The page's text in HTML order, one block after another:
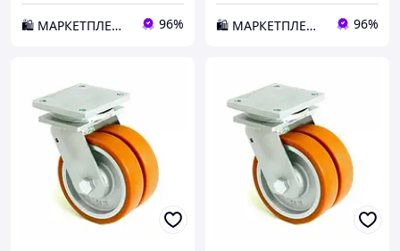
🛍️ МАРКЕТПЛЕЙС DMD 96% 🛍️ МАРКЕТПЛЕЙС DMD 96%